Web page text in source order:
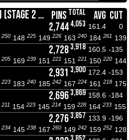
ADULTS GRADED (FEMALE) (STAGE 2 ROLL OFFS) PINS TOTAL AVG CUT
2,744 4,053 161.4 0
250 148 225 149 226 163 240 184 261 139
2,7283,918 160.5 -135
205 169 239 151 221 151 221 150 220 144
2,931 3,900 172.4 -153
223 183 240 185 242 167 224 161 218 175
2,6963,869 158.6 -184
211 154 223 145 214 159 228 164 233 155
2,2763,857 133.9 -196
234 145 238 167 260 149 242 159 252 128